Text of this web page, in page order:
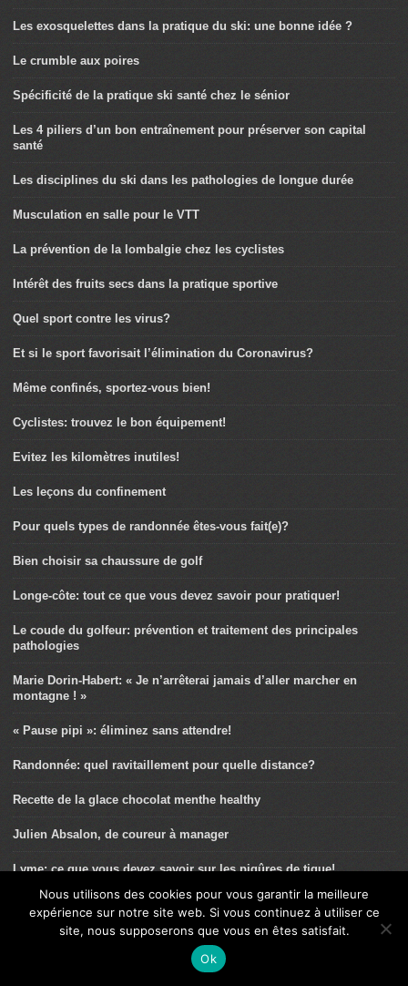
Les exosquelettes dans la pratique du ski: une bonne idée ?
Le crumble aux poires
Spécificité de la pratique ski santé chez le sénior
Les 4 piliers d’un bon entraînement pour préserver son capital
santé
Les disciplines du ski dans les pathologies de longue durée
Musculation en salle pour le VTT
La prévention de la lombalgie chez les cyclistes
Intérêt des fruits secs dans la pratique sportive
Quel sport contre les virus?
Et si le sport favorisait l’élimination du Coronavirus?
Même confinés, sportez-vous bien!
Cyclistes: trouvez le bon équipement!
Evitez les kilomètres inutiles!
Les leçons du confinement
Pour quels types de randonnée êtes-vous fait(e)?
Bien choisir sa chaussure de golf
Longe-côte: tout ce que vous devez savoir pour pratiquer!
Le coude du golfeur: prévention et traitement des principales
pathologies
Marie Dorin-Habert: « Je n’arrêterai jamais d’aller marcher en
montagne ! »
« Pause pipi »: éliminez sans attendre!
Randonnée: quel ravitaillement pour quelle distance?
Recette de la glace chocolat menthe healthy
Julien Absalon, de coureur à manager
Lyme: ce que vous devez savoir sur les piqûres de tique!
La recette des pâtes de fruits
La randonnée contre l’ostéoporose
Commotion cérébrale: recommandations dans la pratique du
Nous utilisons des cookies pour vous garantir la meilleure
expérience sur notre site web. Si vous continuez à utiliser ce
site, nous supposerons que vous en êtes satisfait.
Ok